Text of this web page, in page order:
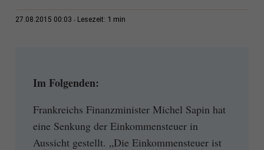
27.08.2015 00:03 Lesezeit: 1 min
Im Folgenden:
Frankreichs Finanzminister Michel Sapin hat
eine Senkung der Einkommensteuer in
Aussicht gestellt. „Die Einkommensteuer ist